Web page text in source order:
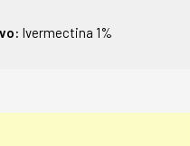
Ivermectina 1%